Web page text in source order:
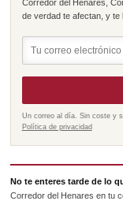
Corredor del Henares,
de verdad te afectan, y te
Un correo al día. Sin coste y
Política de privacidad
No te enteres tarde de lo
Corredor del Henares en tu